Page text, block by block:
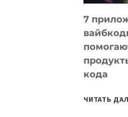
7
кода
ЧИТАТЬ